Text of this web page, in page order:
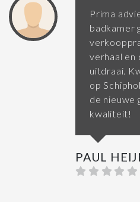
Prima
badkamer
verhaal en
uitdraai.
op
de nieuwe
kwaliteit!
PAUL